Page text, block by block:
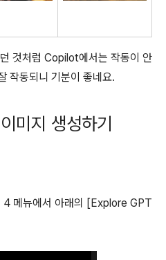
것처럼 Copilot에서는 작동이 안
작동되니 기분이 좋네요.
미지 생성하기
메뉴에서 아래의 [Explore GPT